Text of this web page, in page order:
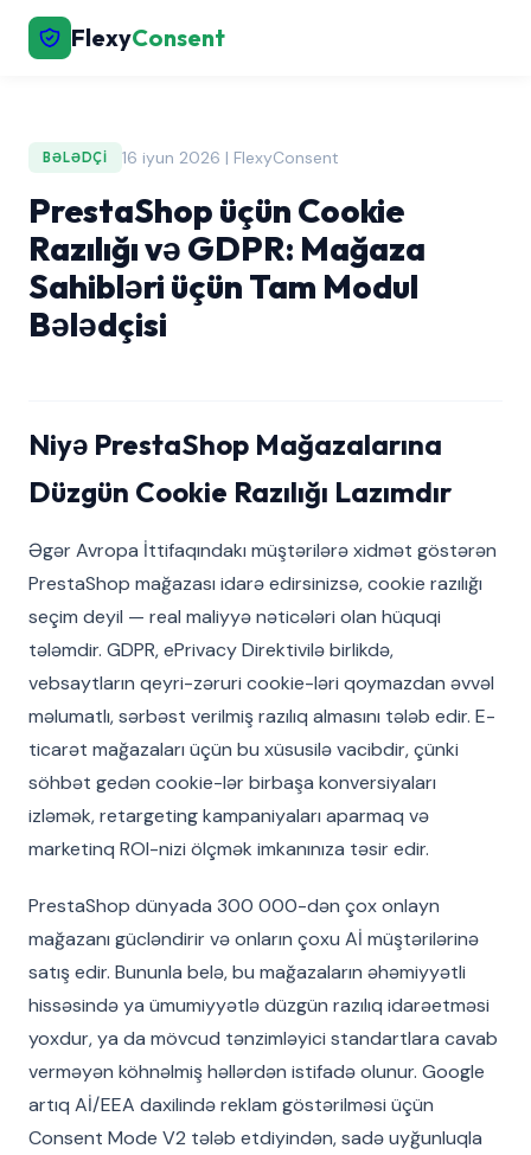
FlexyConsent
BƏLƏDÇI 16 iyun 2026 | FlexyConsent
PrestaShop üçün Cookie
Razılığı və GDPR: Mağaza
Sahibləri üçün Tam Modul
Bələdçisi
Niyə PrestaShop Mağazalarına
Düzgün Cookie Razılığı Lazımdır
Əgər Avropa İttifaqındakı müştərilərə xidmət göstərən
PrestaShop mağazası idarə edirsinizsə, cookie razılığı
seçim deyil — real maliyyə nəticələri olan hüquqi
tələmdir. GDPR, ePrivacy Direktivilə birlikdə,
vebsaytların qeyri-zəruri cookie-ləri qoymazdan əvvəl
məlumatlı, sərbəst verilmiş razılıq almasını tələb edir. E-
ticarət mağazaları üçün bu xüsusilə vacibdir, çünki
söhbət gedən cookie-lər birbaşa konversiyaları
izləmək, retargeting kampaniyaları aparmaq və
marketinq ROI-nizi ölçmək imkanınıza təsir edir.
PrestaShop dünyada 300 000-dən çox onlayn
mağazanı gücləndirir və onların çoxu Aİ müştərilərinə
satış edir. Bununla belə, bu mağazaların əhəmiyyətli
hissəsində ya ümumiyyətlə düzgün razılıq idarəetməsi
yoxdur, ya da mövcud tənzimləyici standartlara cavab
verməyən köhnəlmiş həllərdən istifadə olunur. Google
artıq Aİ/EEA daxilində reklam göstərilməsi üçün
Consent Mode V2 tələb etdiyindən, sadə uyğunluqla